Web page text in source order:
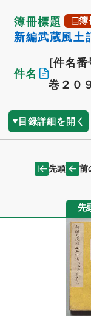
簿冊標題 簿
新編武蔵風土
件名
[件名
巻２０
目録詳細を開く
先頭 前
先